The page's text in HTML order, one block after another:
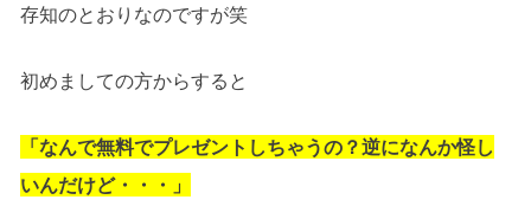
存知のとおりなのですが笑
初めましての方からすると
「なんで無料でプレゼントしちゃうの？逆になんか怪し
いんだけど・・・」